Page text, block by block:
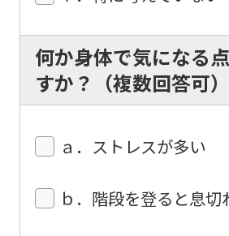
何か身体で気になる
すか？（複数回答可）
ａ．ストレスが多い
ｂ．階段を登ると息
using
the